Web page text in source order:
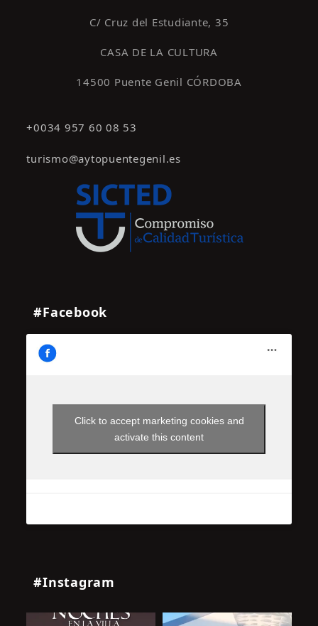
C/ Cruz del Estudiante, 35
CASA DE LA CULTURA
14500 Puente Genil CÓRDOBA
+0034 957 60 08 53
turismo@aytopuentegenil.es
#Facebook
Click to accept marketing cookies and
activate this content
#Instagram